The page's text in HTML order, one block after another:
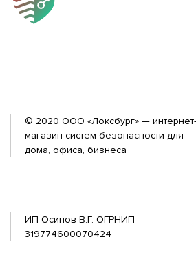
© 2020 ООО «Локсбург» — интернет-
магазин систем безопасности для
дома, офиса, бизнеса
ИП Осипов В.Г. ОГРНИП
319774600070424